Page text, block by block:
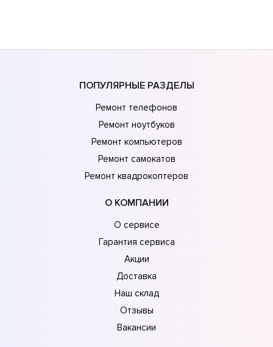
ПОПУЛЯРНЫЕ РАЗДЕЛЫ
Ремонт телефонов
Ремонт ноутбуков
Ремонт компьютеров
Ремонт самокатов
Ремонт квадрокоптеров
О КОМПАНИИ
О сервисе
Гарантия сервиса
Акции
Доставка
Наш склад
Отзывы
Вакансии